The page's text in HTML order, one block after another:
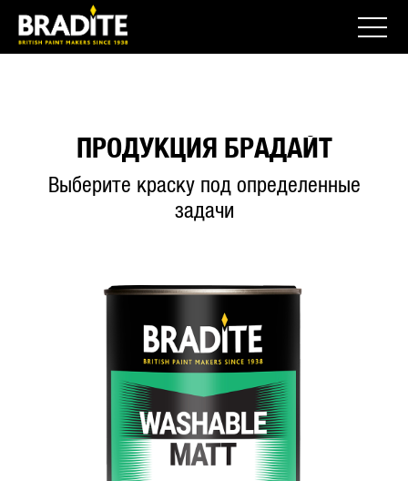
ПРОДУКЦИЯ БРАДАЙТ
Выберите краску под определенные
задачи